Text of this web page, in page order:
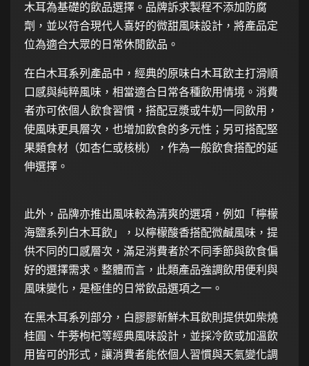
木耳為基礎的飲品選擇。品牌訴求製程不添加防腐
劑，並以符合現代人喜好的微甜風味設計，將產品定
位為適合大眾的日常休閒飲品。
在白木耳系列產品中，經典的原味白木耳飲主打滑順
口感與純粹風味，相當適合日常各種飲用情境。消費
者亦可依個人飲食習慣，搭配豆漿或牛奶一同飲用，
使風味更具層次，也增加飲食的多元性；另可搭配堅
果類食材（如杏仁或核桃），作為一般飲食搭配的延
伸選擇。
此外，品牌亦推出風味較為清爽的選項，例如「檸檬
海鹽系列白木耳飲」，以檸檬酸香搭配微鹹風味，提
供不同的口感層次，滿足消費者於不同季節與飲食偏
好的選擇需求。整體而言，此類產品強調飲用便利與
風味變化，是極佳的日常飲品選項之一。
在黑木耳系列部分，白膠膠新鮮木耳飲則提供如柴燒
桂圓、牛蒡枸杞等經典風味設計，並採冷飲或加溫飲
用皆可的形式，讓消費者能依個人習慣與天氣變化調